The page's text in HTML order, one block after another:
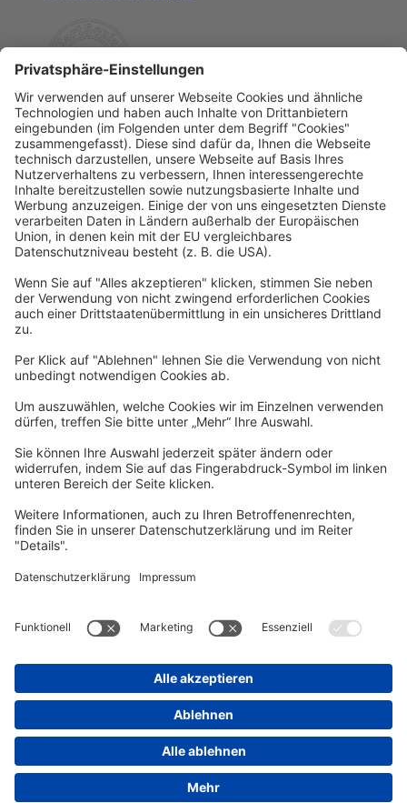
Rechtliches
Allgemeine Geschäftsbedingungen
Widerrufsbelehrung
Datenschutzerklärung
Barrierefreiheitserklärung
Impressum
Newsletter
Per E-Mail informieren wir Sie über interessante Angebote.
Zum Newsletter anmelden
vhs Post
Zur vhs Post anmelden
Kontrast
Kurs-Merkliste
Bitte melden Sie sich über den folgenden Button an:
Sie haben noch kein Konto?
Registrieren Sie sich jetzt
Warenkorb
Es befinden sich derzeit keine Kurse/Veranstaltungen in Ihrem